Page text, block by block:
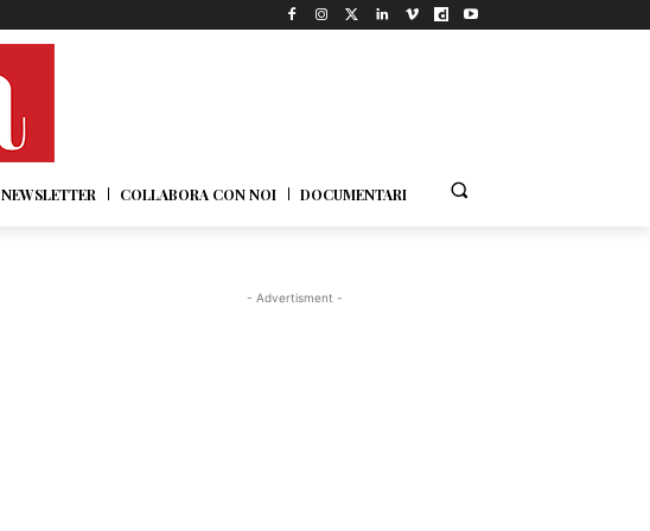
NEWSLETTER COLLABORA CON NOI DOCUMENTARI
- Advertisment -